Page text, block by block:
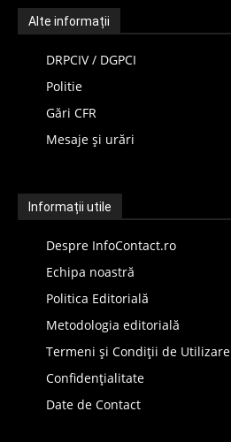
Alte informații
DRPCIV / DGPCI
Politie
Gări CFR
Mesaje și urări
Informații utile
Despre InfoContact.ro
Echipa noastră
Politica Editorială
Metodologia editorială
Termeni și Condiții de Utilizare
Confidențialitate
Date de Contact